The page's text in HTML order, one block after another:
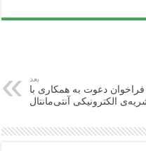
بعد
فراخوان دعوت به همکاری با
الکترونیکی آنتی‌مانتال